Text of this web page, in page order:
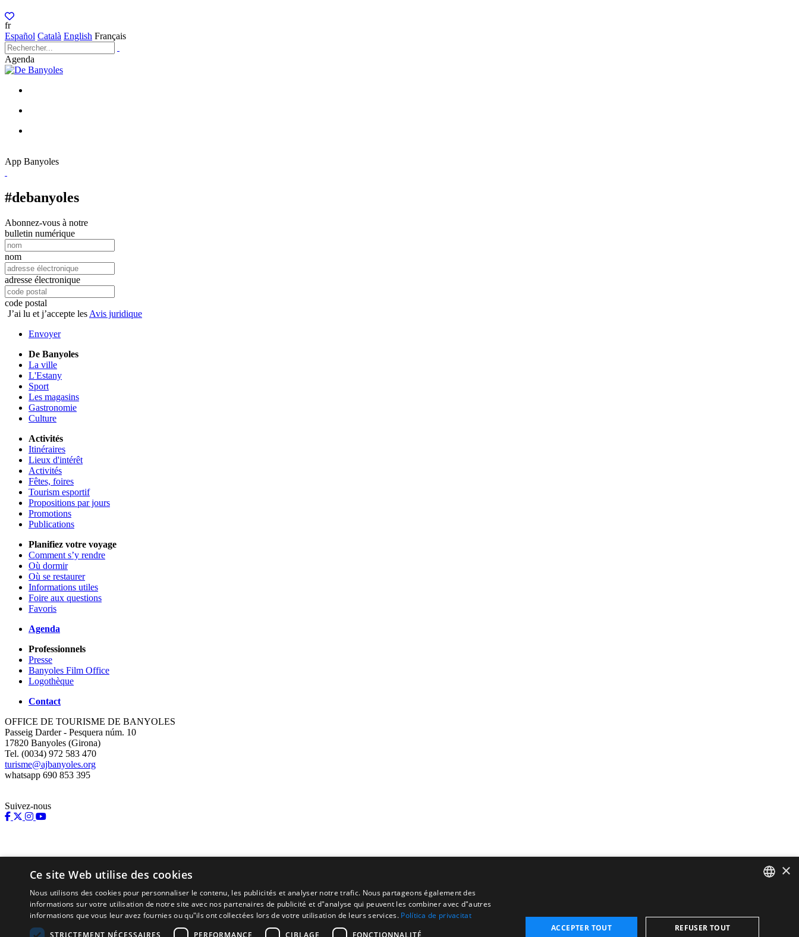
fr
Español Català English Français
Agenda
App Banyoles
#debanyoles
Abonnez-vous à notre
bulletin numérique
nom
adresse électronique
code postal
J’ai lu et j’accepte les Avis juridique
Envoyer
De Banyoles
La ville
L'Estany
Sport
Les magasins
Gastronomie
Culture
Activités
Itinéraires
Lieux d'intérêt
Activités
Fêtes, foires
Tourism esportif
Propositions par jours
Promotions
Publications
Planifiez votre voyage
Comment s’y rendre
Où dormir
Où se restaurer
Informations utiles
Foire aux questions
Favoris
Agenda
Professionnels
Presse
Banyoles Film Office
Logothèque
Contact
OFFICE DE TOURISME DE BANYOLES
Passeig Darder - Pesquera núm. 10
17820 Banyoles (Girona)
Tel. (0034) 972 583 470
turisme@ajbanyoles.org
whatsapp 690 853 395
Suivez-nous
Supporté par:
×
Ce site Web utilise des cookies
Nous utilisons des cookies pour personnaliser le contenu, les publicités et analyser notre trafic. Nous partageons également des
informations sur votre utilisation de notre site avec nos partenaires de publicité et d"analyse qui peuvent les combiner avec d"autres
informations que vous leur avez fournies ou qu"ils ont collectées lors de votre utilisation de leurs services. Política de privacitat
STRICTEMENT NÉCESSAIRES
PERFORMANCE CIBLAGE FONCTIONNALITÉ
ACCEPTER TOUT REFUSER TOUT